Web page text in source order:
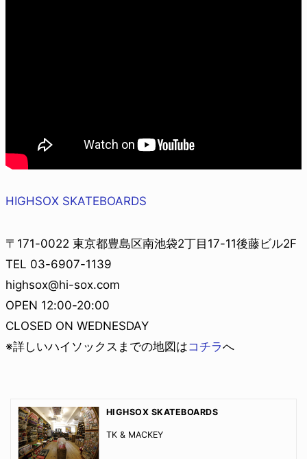
HIGHSOX SKATEBOARDS
〒171-0022 東京都豊島区南池袋2丁目17-11後藤ビル2F
TEL 03-6907-1139
highsox@hi-sox.com
OPEN 12:00-20:00
CLOSED ON WEDNESDAY
※詳しいハイソックスまでの地図はコチラへ
HIGHSOX SKATEBOARDS
TK & MACKEY